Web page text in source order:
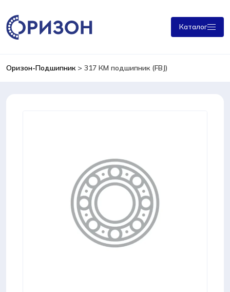
Каталог
Оризон-Подшипник> 317 КМ подшипник (FBJ)